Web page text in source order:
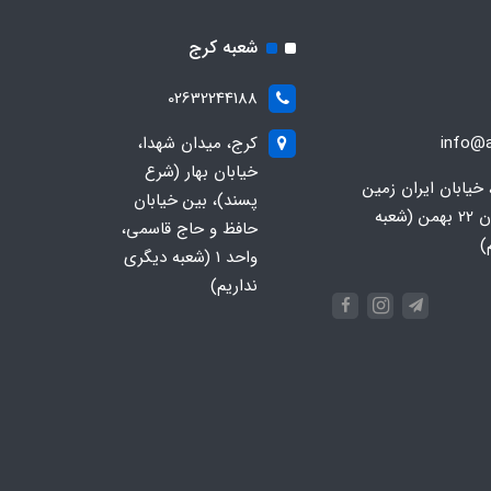
خیابان ایران زمین
جنوبی، خیابان 22 بهمن (شعبه
شعبه کرج
02632244188
کرج، میدان شهدا،
خیابان بهار (شرع
پسند)، بین خیابان
حافظ و حاج قاسمی،
واحد ۱ (شعبه دیگری
نداریم)